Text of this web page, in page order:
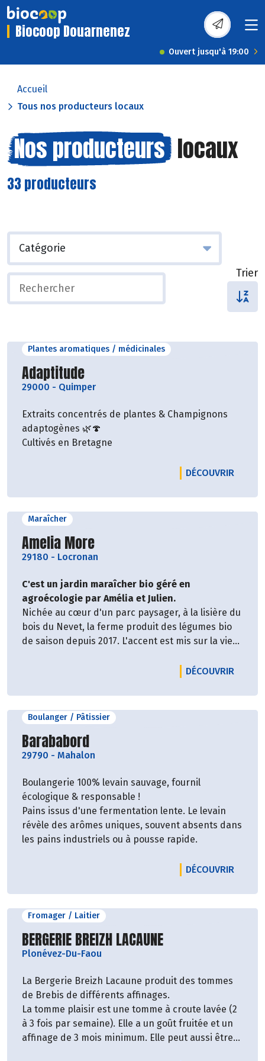
Biocoop Douarnenez
Ouvert jusqu'à 19:00
Accueil
Tous nos producteurs locaux
Nos producteurs locaux
33 producteurs
Trier
Plantes aromatiques / médicinales
Découvrir le producteur
Adaptitude
29000 - Quimper
Extraits concentrés de plantes & Champignons
adaptogènes 🌿🍄
Cultivés en Bretagne
DÉCOUVRIR
Maraîcher
Découvrir le producteur
Amelia More
29180 - Locronan
C'est un jardin maraîcher bio géré en
agroécologie par Amélia et Julien.
Nichée au cœur d'un parc paysager, à la lisière du
bois du Nevet, la ferme produit des légumes bio
de saison depuis 2017. L'accent est mis sur la vie
qualités nutritives. En parallèle, tout est mis en
précieux écosystème.
Amélia & Julien cultive actuellement des fruits de
la passion made in Breizh & en Février c'est
l'arrivée de la sève de bouleau, pour commencer
l'année de bon pied !
DÉCOUVRIR
Boulanger / Pâtissier
Découvrir le producteur
Barababord
29790 - Mahalon
Boulangerie 100% levain sauvage, fournil
écologique & responsable !
Pains issus d'une fermentation lente. Le levain
révèle des arômes uniques, souvent absents dans
les pains industriels ou à pousse rapide.
DÉCOUVRIR
Fromager / Laitier
Découvrir le producteur
BERGERIE BREIZH LACAUNE
Plonévez-Du-Faou
La Bergerie Breizh Lacaune produit des tommes
de Brebis de différents affinages.
La tomme plaisir est une tomme à croute lavée (2
à 3 fois par semaine). Elle a un goût fruitée et un
affinage de 3 mois minimum. Elle peut aussi être